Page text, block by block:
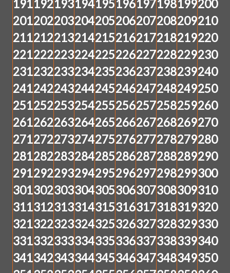
191192193194195196197198199200
201202203204205206207208209210
211212213214215216217218219220
221222223224225226227228229230
231232233234235236237238239240
241242243244245246247248249250
251252253254255256257258259260
261262263264265266267268269270
271272273274275276277278279280
281282283284285286287288289290
291292293294295296297298299300
301302303304305306307308309310
311312313314315316317318319320
321322323324325326327328329330
331332333334335336337338339340
341342343344345346347348349350